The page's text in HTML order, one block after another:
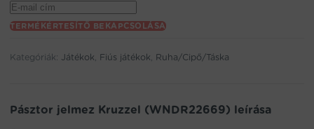
Enter
your
email
to
waitlist
TERMÉKÉRTESÍTŐ BEKAPCSOLÁSA
Kategóriák: Játékok, Fiús játékok, Ruha/Cipő/Táska
Pásztor jelmez Kruzzel (WNDR22669) leírása